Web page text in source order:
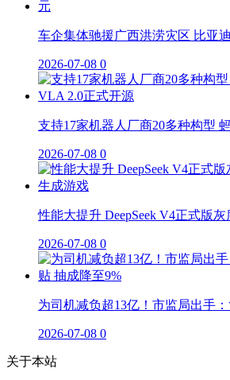
车企集体驰援广西洪涝灾区 比亚
2026-07-08 0
支持17家机器人厂商20多种构型
2026-07-08 0
性能大提升 DeepSeek V4正式版
2026-07-08 0
为司机减负超13亿！市监局出手
2026-07-08 0
关于本站